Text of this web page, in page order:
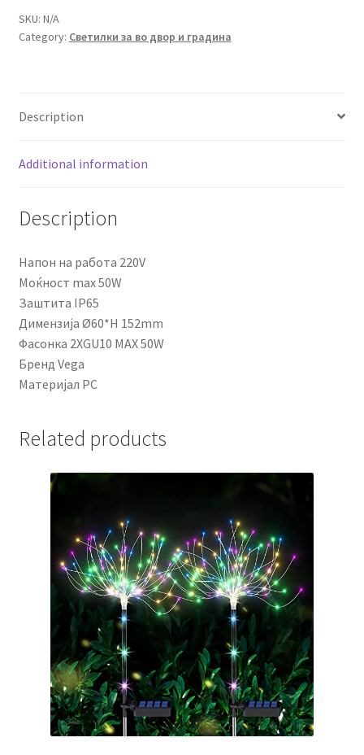
SKU: N/A
Category: Светилки за во двор и градина
Description
Additional information
Description
Напон на работа 220V
Моќност max 50W
Заштита IP65
Димензија Ø60*H 152mm
Фасонка 2XGU10 MAX 50W
Бренд Vega
Материјал PC
Related products